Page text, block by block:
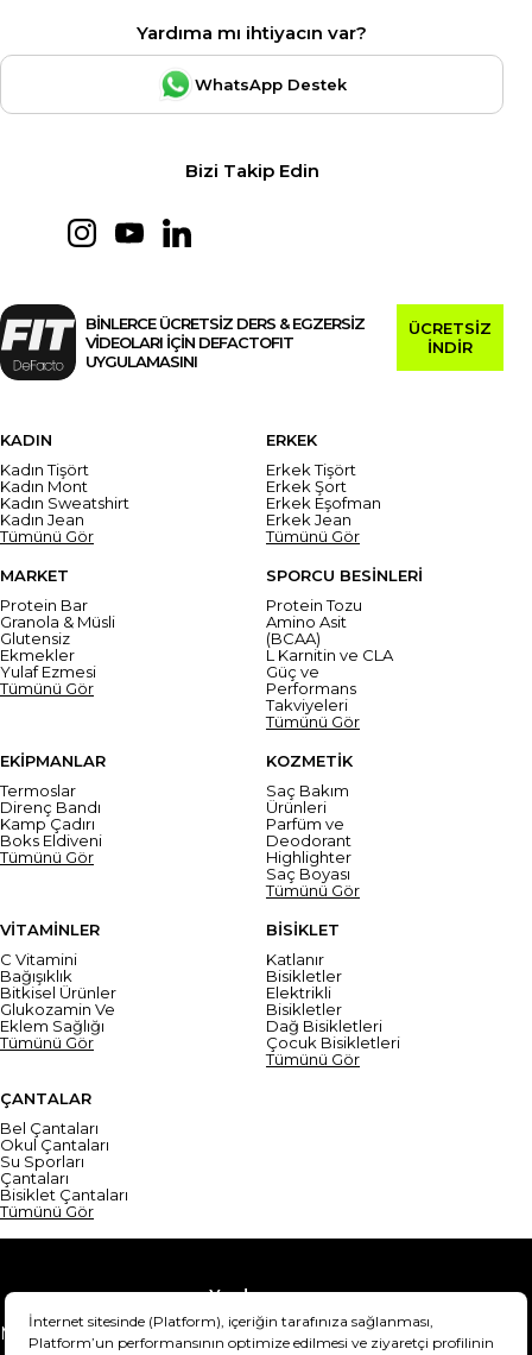
Yardıma mı ihtiyacın var?
WhatsApp Destek
Bizi Takip Edin
BİNLERCE ÜCRETSİZ DERS & EGZERSİZ
VİDEOLARI İÇİN DEFACTOFIT
UYGULAMASINI
ÜCRETSİZ
İNDİR
KADIN
Kadın Tişört
Kadın Mont
Kadın Sweatshirt
Kadın Jean
Tümünü Gör
ERKEK
Erkek Tişört
Erkek Şort
Erkek Eşofman
Erkek Jean
Tümünü Gör
MARKET
Protein Bar
Granola & Müsli
Glutensiz
Ekmekler
Yulaf Ezmesi
Tümünü Gör
SPORCU BESİNLERİ
Protein Tozu
Amino Asit
(BCAA)
L Karnitin ve CLA
Güç ve
Performans
Takviyeleri
Tümünü Gör
EKİPMANLAR
Termoslar
Direnç Bandı
Kamp Çadırı
Boks Eldiveni
Tümünü Gör
KOZMETİK
Saç Bakım
Ürünleri
Parfüm ve
Deodorant
Highlighter
Saç Boyası
Tümünü Gör
VİTAMİNLER
C Vitamini
Bağışıklık
Bitkisel Ürünler
Glukozamin Ve
Eklem Sağlığı
Tümünü Gör
BİSİKLET
Katlanır
Bisikletler
Elektrikli
Bisikletler
Dağ Bisikletleri
Çocuk Bisikletleri
Tümünü Gör
ÇANTALAR
Bel Çantaları
Okul Çantaları
Su Sporları
Çantaları
Bisiklet Çantaları
Tümünü Gör
Yardım
Mesafeli Satış Sözleşmesi
Teslimat Bilgisi